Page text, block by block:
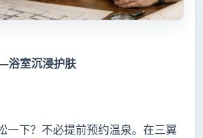
室沉浸护肤
一下？不必提前预约温泉。在三翼